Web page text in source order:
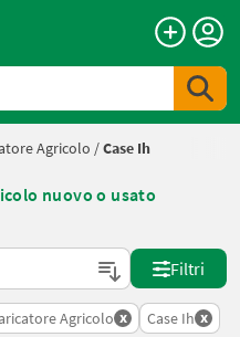
Agricolo /Case Ih
nuovo o usato
Filtri
Agricolo x Case Ih x